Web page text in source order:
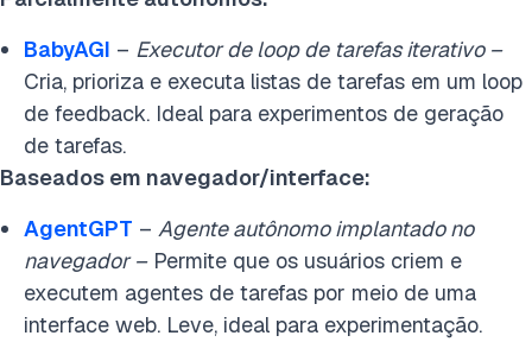
BabyAGI – Executor de loop de tarefas iterativo –
Cria, prioriza e executa listas de tarefas em um loop
de feedback. Ideal para experimentos de geração
de tarefas.
Baseados em navegador/interface:
AgentGPT – Agente autônomo implantado no
navegador –Permite que os usuários criem e
executem agentes de tarefas por meio de uma
interface web. Leve, ideal para experimentação.